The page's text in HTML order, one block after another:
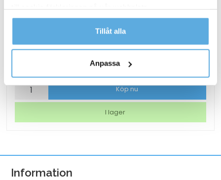
Läs mer i vår integritetspolicy om vilka vi är, hur du
kontaktar oss och på vilket sätt vi behandlar
Tillåt alla
Anpassa
1 311,25kr
Bordslampa
Georgina
Köp nu
I lager
Information